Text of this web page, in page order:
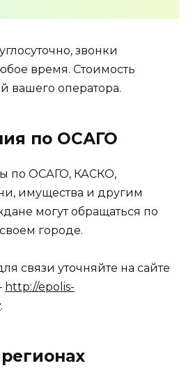
звонки
время. Стоимость
вашего оператора.
по ОСАГО
по ОСАГО, КАСКО,
имущества и другим
могут обращаться по
городе.
связи уточняйте на сайте
http://epolis-
.